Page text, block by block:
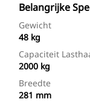
Belangrijke
Gewicht
48 kg
Capaciteit
2000 kg
Breedte
281 mm